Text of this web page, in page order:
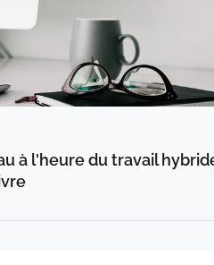
à l'heure du travail